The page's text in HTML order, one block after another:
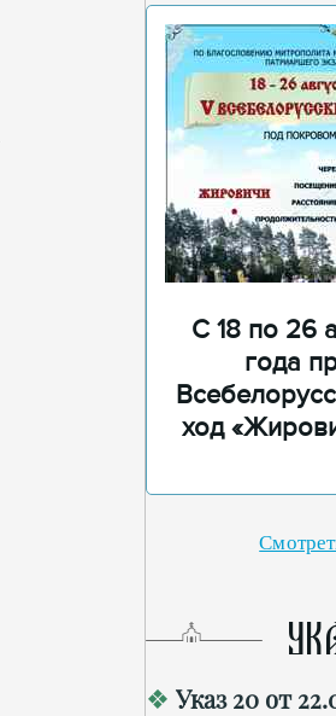
С 18 по 26
года
ход
Указ 20 от